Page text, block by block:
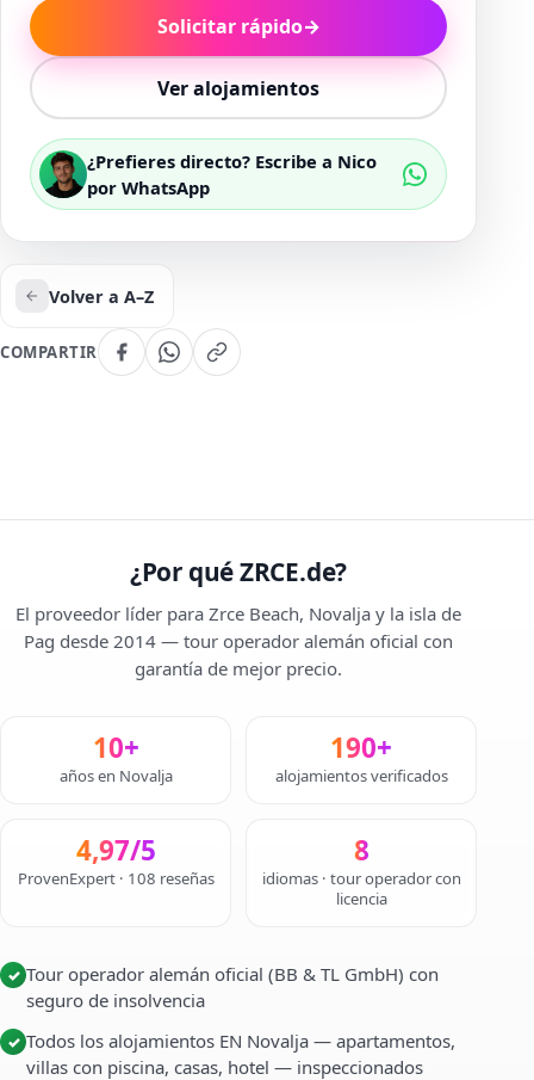
Solicitar rápido→
Ver alojamientos
¿Prefieres directo? Escribe a Nico
por WhatsApp
Volver a A–Z
COMPARTIR
¿Por qué ZRCE.de?
El proveedor líder para Zrce Beach, Novalja y la isla de
Pag desde 2014 — tour operador alemán oficial con
garantía de mejor precio.
10+
años en Novalja
190+
alojamientos verificados
4,97/5
ProvenExpert · 108 reseñas
8
idiomas · tour operador con
licencia
✓ Tour operador alemán oficial (BB & TL GmbH) con
seguro de insolvencia
✓ Todos los alojamientos EN Novalja — apartamentos,
villas con piscina, casas, hotel — inspeccionados